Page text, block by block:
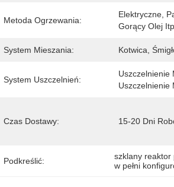
Metoda Ogrzewania:
Elektryczne,
Gorący Olej Itp.
System Mieszania: Kotwica,
System Uszczelnień:
Uszczelnienie
Uszczelnienie
Czas Dostawy: 15-20 Dni
Podkreślić: szklany reaktor
w pełni